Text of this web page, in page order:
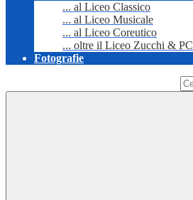
... al Liceo Classico
... al Liceo Musicale
... al Liceo Coreutico
... oltre il Liceo Zucchi &
Fotografie